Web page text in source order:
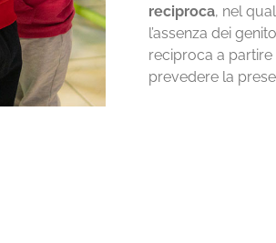
reciproca, nel
l’assenza dei
reciproca a
prevedere la